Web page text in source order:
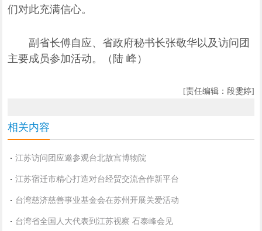
们对此充满信心。
副省长傅自应、省政府秘书长张敬华以及访问团
主要成员参加活动。（陆 峰）
[责任编辑：段雯婷]
相关内容
江苏访问团应邀参观台北故宫博物院
江苏宿迁市精心打造对台经贸交流合作新平台
台湾慈济慈善事业基金会在苏州开展关爱活动
台湾省全国人大代表到江苏视察 石泰峰会见